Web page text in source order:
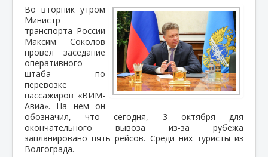
Во вторник утром
Министр
транспорта России
Максим Соколов
провел заседание
оперативного
штаба по
перевозке
пассажиров «ВИМ-
Авиа». На нем он
обозначил, что сегодня, 3 октября для
окончательного вывоза из-за рубежа
запланировано пять рейсов. Среди них туристы из
Волгограда.